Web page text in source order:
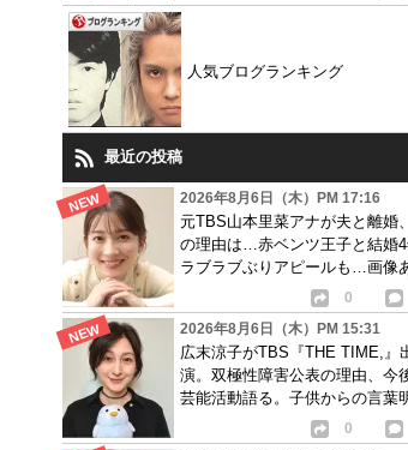
人気ブログランキング
最近の投稿
2026年8月6日（木）PM 17:16
元TBS山本里菜アナが夫と離婚
の理由は…赤ベンツ王子と結婚4
ラブラブぶりアピールも…画像
0
2026年8月6日（木）PM 15:31
広末涼子がTBS『THE TIME,』
演。双極性障害公表の理由、今
芸能活動語る。子供からの言葉
0